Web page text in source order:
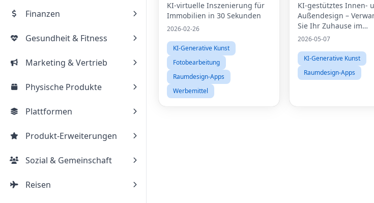
Finanzen
Gesundheit & Fitness
Marketing & Vertrieb
Physische Produkte
Plattformen
Produkt-Erweiterungen
Sozial & Gemeinschaft
Reisen
KI-virtuelle Inszenierung für
Immobilien in 30 Sekunden
2026-02-26
KI-Generative Kunst
Fotobearbeitung
Raumdesign-Apps
Werbemittel
KI-gestütztes Innen-
Außendesign –
Sie Ihr Zuhause im
Handumdrehen
2026-05-07
KI-Generative Kunst
Raumdesign-Apps